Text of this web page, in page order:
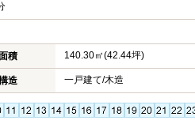
積 140.30㎡(42.44坪)
造 一戸建て/木造